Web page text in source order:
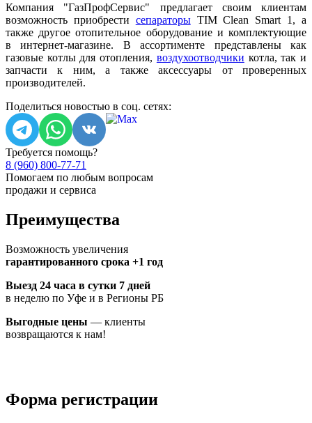
Компания "ГазПрофСервис" предлагает своим клиентам
возможность приобрести сепараторыTIM Clean Smart 1, а
также другое отопительное оборудование и комплектующие
в интернет-магазине. В ассортименте представлены как
газовые котлы для отопления, воздухоотводчики котла, так и
запчасти к ним, а также аксессуары от проверенных
производителей.
Поделиться новостью в соц. сетях:
Требуется помощь?
8 (960) 800-77-71
Помогаем по любым вопросам
продажи и сервиса
Преимущества
Возможность увеличения
гарантированного срока +1 год
Выезд 24 часа в сутки 7 дней
в неделю по Уфе и в Регионы РБ
Выгодные цены — клиенты
возвращаются к нам!
Форма регистрации